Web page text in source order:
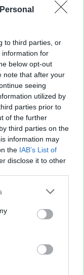
to third parties, or
information for
below opt-out
note that after your
seeing
utilized by
parties prior to
of the further
third parties on the
information may
the IAB’s List of
disclose it to other
du fichier:
partager votre
partager votre